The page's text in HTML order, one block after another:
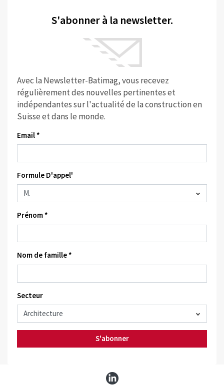
S'abonner à la newsletter.
Avec la Newsletter-Batimag, vous recevez
régulièrement des nouvelles pertinentes et
indépendantes sur l'actualité de la construction en
Suisse et dans le monde.
Email *
Formule D'appel'
Prénom *
Nom de famille *
Secteur
S'abonner